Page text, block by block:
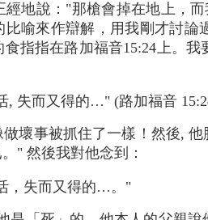
地說："那槍會掉在地上，
喻來作辯解，用我剛才討
指指在路加福音15:24上。
, 失而又得的…" (路加福音
壞事被抓住了一樣！然後,
" 然後我對他念到：
，失而又得的…。"